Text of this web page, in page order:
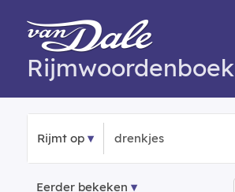
Rijmwoordenboek
Rijmt op
Eerder bekeken